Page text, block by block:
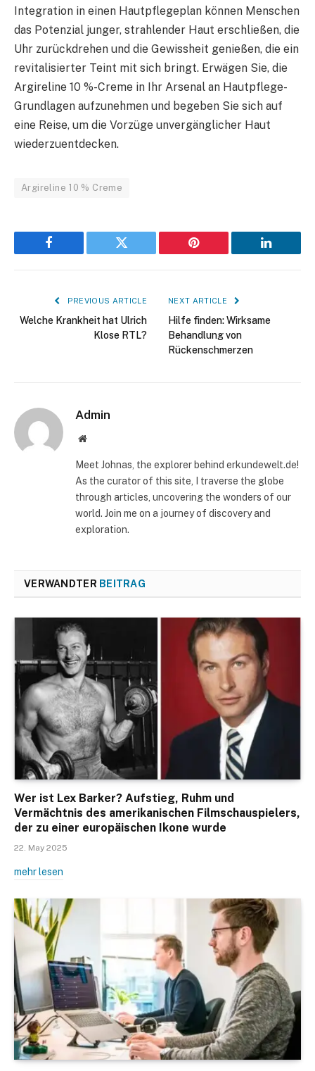
Integration in einen Hautpflegeplan können Menschen
das Potenzial junger, strahlender Haut erschließen, die
Uhr zurückdrehen und die Gewissheit genießen, die ein
revitalisierter Teint mit sich bringt. Erwägen Sie, die
Argireline 10 %-Creme in Ihr Arsenal an Hautpflege-
Grundlagen aufzunehmen und begeben Sie sich auf
eine Reise, um die Vorzüge unvergänglicher Haut
wiederzuentdecken.
Argireline 10 % Creme
Facebook Twitter Pinterest LinkedIn
PREVIOUS ARTICLE
Welche Krankheit hat Ulrich
Klose RTL?
NEXT ARTICLE
Hilfe finden: Wirksame
Behandlung von
Rückenschmerzen
Admin
Website
Meet Johnas, the explorer behind erkundewelt.de!
As the curator of this site, I traverse the globe
through articles, uncovering the wonders of our
world. Join me on a journey of discovery and
exploration.
VERWANDTER BEITRAG
Wer ist Lex Barker? Aufstieg, Ruhm und
Vermächtnis des amerikanischen Filmschauspielers,
der zu einer europäischen Ikone wurde
22. May 2025
mehr lesen